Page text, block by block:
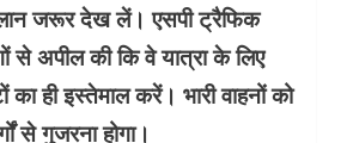
जरूर देख लें। एसपी ट्रैफिक
से अपील की कि वे यात्रा के लिए
का ही इस्तेमाल करें। भारी वाहनों को
से गुजरना होगा।